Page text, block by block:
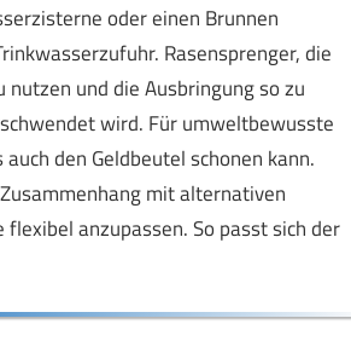
oder einen Brunnen
Rasensprenger, die
und die Ausbringung so zu
wird. Für umweltbewusste
den Geldbeutel schonen kann.
mit alternativen
anzupassen. So passt sich der